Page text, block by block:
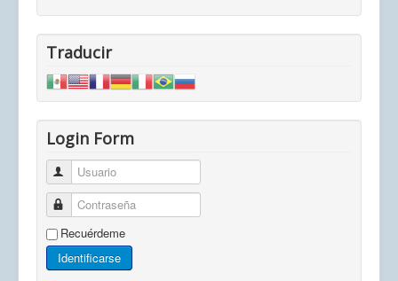
Traducir
Login Form
Usuario
Contraseña
Recuérdeme
Identificarse